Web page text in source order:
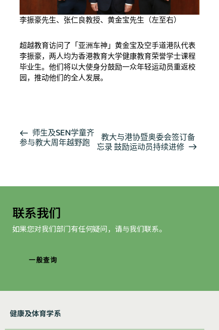
李振豪先生、张仁良教授、黄金宝先生（左至右）
超越教育访问了「亚洲车神」黄金宝及空手道港队代表
李振豪，两人均为香港教育大学健康教育荣誉学士课程
毕业生。他们将以大使身分鼓励一众年轻运动员重返校
园，推动他们的全人发展。
活
动
师生及SEN学童齐
参与教大周年越野跑
教大与港协暨奥委会签订备
忘录 鼓励运动员持续进修
联系我们
如果您对我们部门有任何疑问，请与我们联系。
一般查询
健康及体育学系